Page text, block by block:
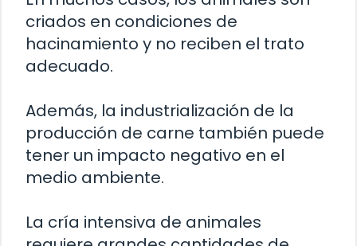
criados en condiciones de
hacinamiento y no reciben el trato
adecuado.
Además, la industrialización de la
producción de carne también puede
tener un impacto negativo en el
medio ambiente.
La cría intensiva de animales